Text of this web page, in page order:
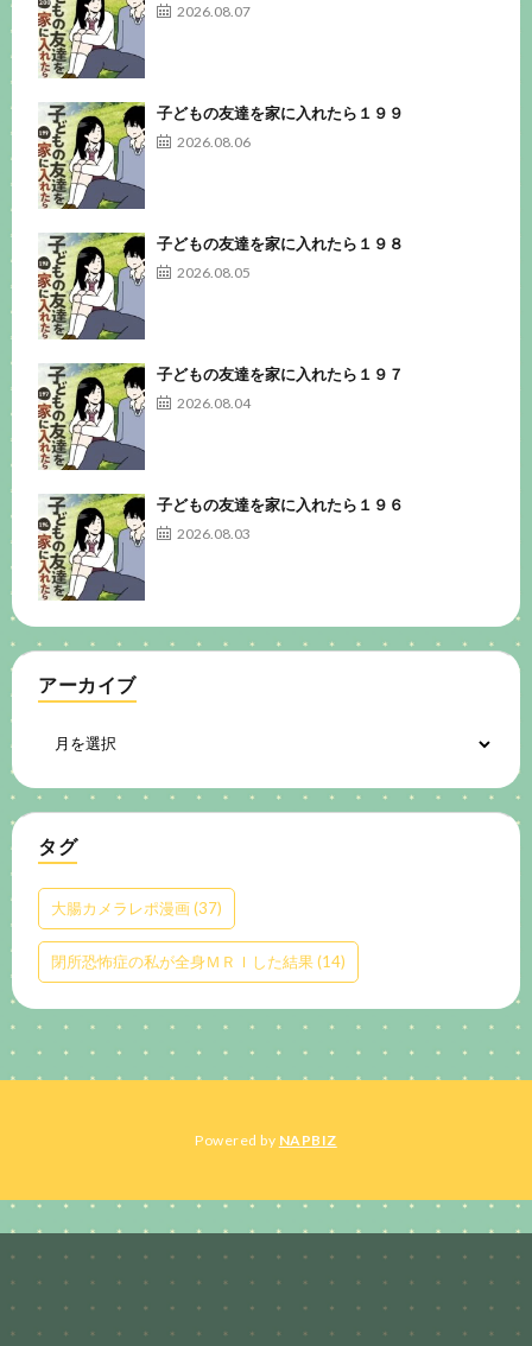
2026.08.07
子どもの友達を家に入れたら１９９
2026.08.06
子どもの友達を家に入れたら１９８
2026.08.05
子どもの友達を家に入れたら１９７
2026.08.04
子どもの友達を家に入れたら１９６
2026.08.03
アーカイブ
タグ
大腸カメラレポ漫画(37)
閉所恐怖症の私が全身ＭＲＩした結果(14)
Powered by NAPBIZ